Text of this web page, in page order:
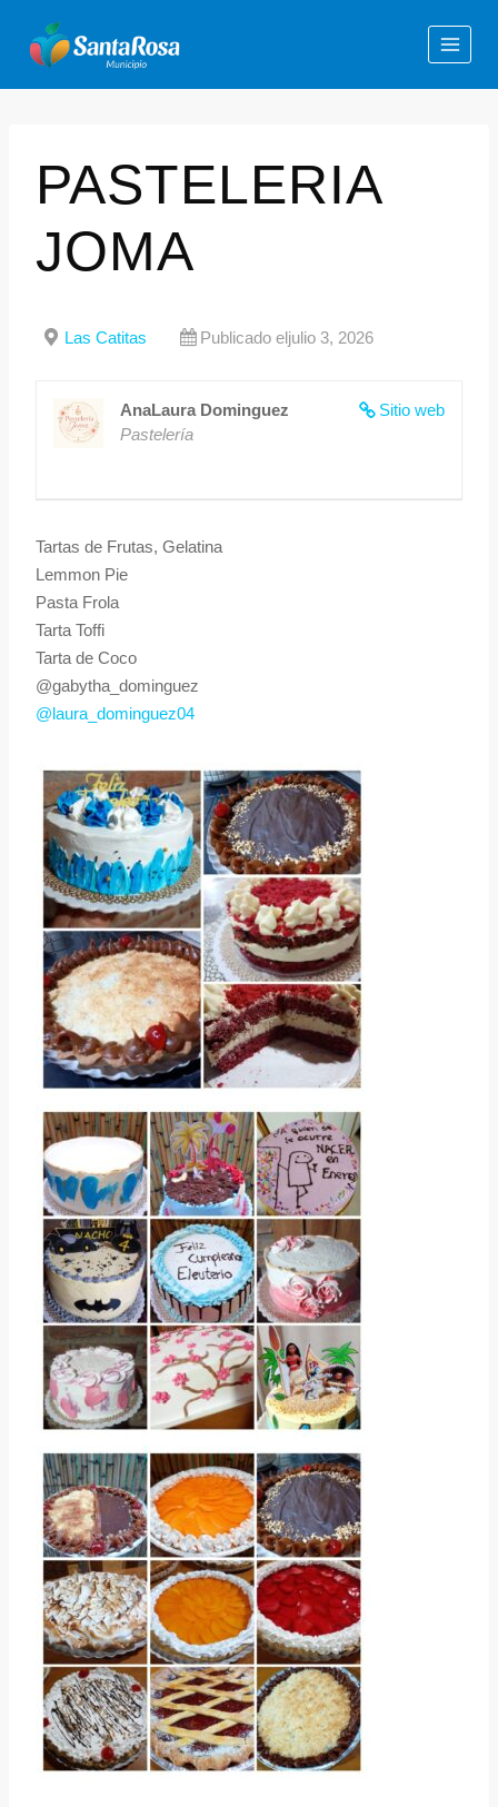
PASTELERIA
JOMA
Las Catitas Publicado eljulio 3, 2026
Sitio web
AnaLaura Dominguez
Pastelería
Tartas de Frutas, Gelatina
Lemmon Pie
Pasta Frola
Tarta Toffi
Tarta de Coco
@gabytha_dominguez
@laura_dominguez04